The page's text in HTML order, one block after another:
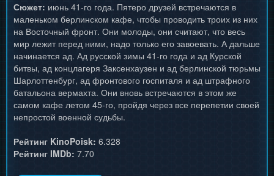
Сюжет: июнь 41-го года. Пятеро друзей встречаются в
маленьком берлинском кафе, чтобы проводить троих из них
на Восточный фронт. Они молоды, они считают, что весь
мир лежит перед ними, надо только его завоевать. А дальше
начинается ад. Ад русской зимы 41-го года и ад Курской
битвы, ад концлагеря Заксенхаузен и ад берлинской тюрьмы
Шарлоттенбург, ад фронтового госпиталя и ад штрафного
батальона вермахта. Они вновь встречаются в этом же
самом кафе летом 45-го, пройдя через все перепетии своей
непростой военной судьбы.
Рейтинг KinoPoisk: 6.328
Рейтинг IMDb: 7.70